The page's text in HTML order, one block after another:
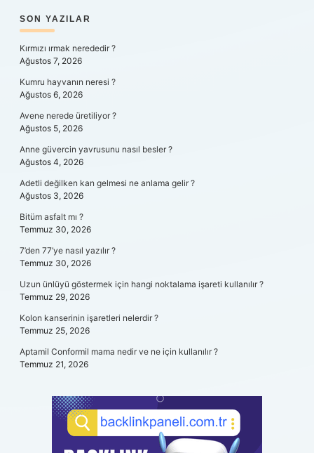
SIDEBAR
SON YAZILAR
Kırmızı ırmak nerededir ?
Ağustos 7, 2026
Kumru hayvanın neresi ?
Ağustos 6, 2026
Avene nerede üretiliyor ?
Ağustos 5, 2026
Anne güvercin yavrusunu nasıl besler ?
Ağustos 4, 2026
Adetli değilken kan gelmesi ne anlama gelir ?
Ağustos 3, 2026
Bitüm asfalt mı ?
Temmuz 30, 2026
7’den 77’ye nasıl yazılır ?
Temmuz 30, 2026
Uzun ünlüyü göstermek için hangi noktalama işareti kullanılır ?
Temmuz 29, 2026
Kolon kanserinin işaretleri nelerdir ?
Temmuz 25, 2026
Aptamil Conformil mama nedir ve ne için kullanılır ?
Temmuz 21, 2026